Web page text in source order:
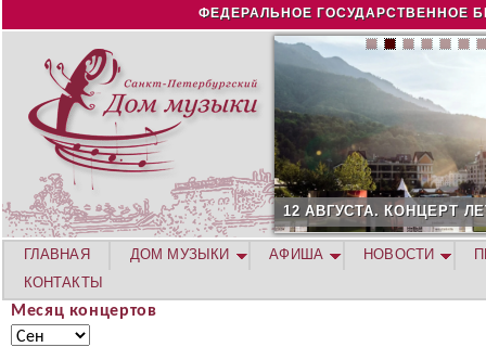
Jump to navigation
ФЕДЕРАЛЬНОЕ ГОСУДАРСТВЕННОЕ
12 АВГУСТА. КОНЦЕРТ
Месяц концертов
М
М
ГЛАВНАЯ ДОМ МУЗЫКИ АФИША НОВОСТИ
КОНТАКТЫ